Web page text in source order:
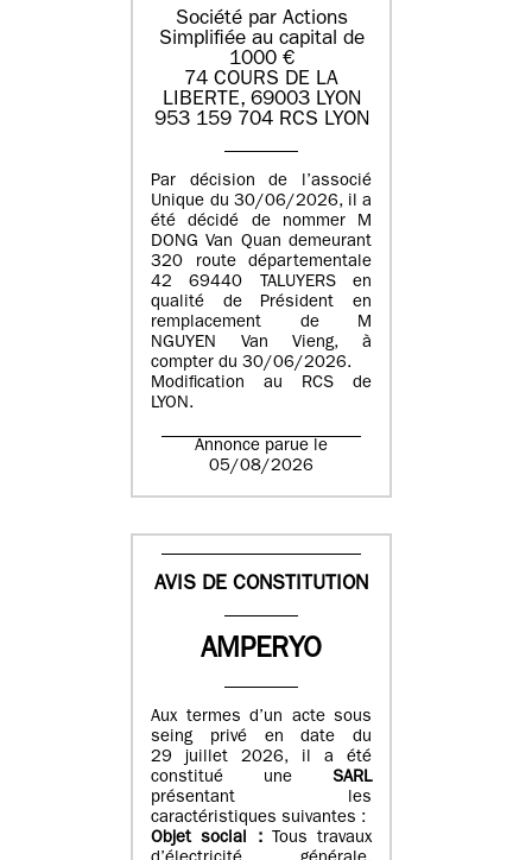
Société par Actions
Simplifiée au capital de
1000 €
74 COURS DE LA
LIBERTE, 69003 LYON
953 159 704 RCS LYON
Par décision de l’associé
Unique du 30/06/2026, il a
été décidé de nommer M
DONG Van Quan demeurant
320 route départementale
42 69440 TALUYERS en
qualité de Président en
remplacement de M
NGUYEN Van Vieng, à
compter du 30/06/2026.
Modification au RCS de
LYON.
Annonce parue le
05/08/2026
AVIS DE CONSTITUTION
AMPERYO
Aux termes d’un acte sous
seing privé en date du
29 juillet 2026, il a été
constitué une SARL
présentant les
caractéristiques suivantes :
Objet social :
Tous travaux